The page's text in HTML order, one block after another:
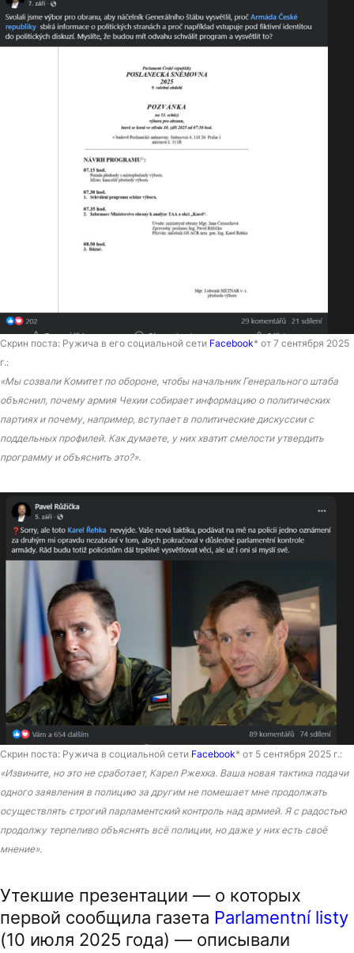
Скрин поста: Ружича в его социальной сети Facebook* от 7 сентября 2025
г.:
«Мы созвали Комитет по обороне, чтобы начальник Генерального штаба
объяснил, почему армия Чехии собирает информацию о политических
партиях и почему, например, вступает в политические дискуссии с
поддельных профилей. Как думаете, у них хватит смелости утвердить
программу и объяснить это?».
Скрин поста: Ружича в социальной сети Facebook* от 5 сентября 2025 г.:
«Извините, но это не сработает, Карел Ржехка. Ваша новая тактика подачи
одного заявления в полицию за другим не помешает мне продолжать
осуществлять строгий парламентский контроль над армией. Я с радостью
продолжу терпеливо объяснять всё полиции, но даже у них есть своё
мнение».
Утекшие презентации — о которых
первой сообщила газета Parlamentní listy
(10 июля 2025 года) — описывали